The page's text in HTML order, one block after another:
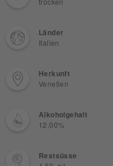
trocken
Länder
Italien
Herkunft
Venetien
Alkoholgehalt
12,00%
Restsüsse